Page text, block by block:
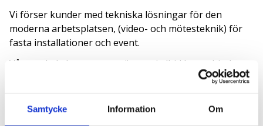
Samtycke Information Om
Vi förser kunder med tekniska lösningar för den
moderna arbetsplatsen, (video- och mötesteknik) för
fasta installationer och event.
Vår samlade kompetens gör att vi alltid kan erbjuda
anpassade tekniska lösningar utifrån kundens behov.
Vi är en rikstäckande helhetsleverantör i Sverige och
Danmark som hjälper er från idé till genomförande